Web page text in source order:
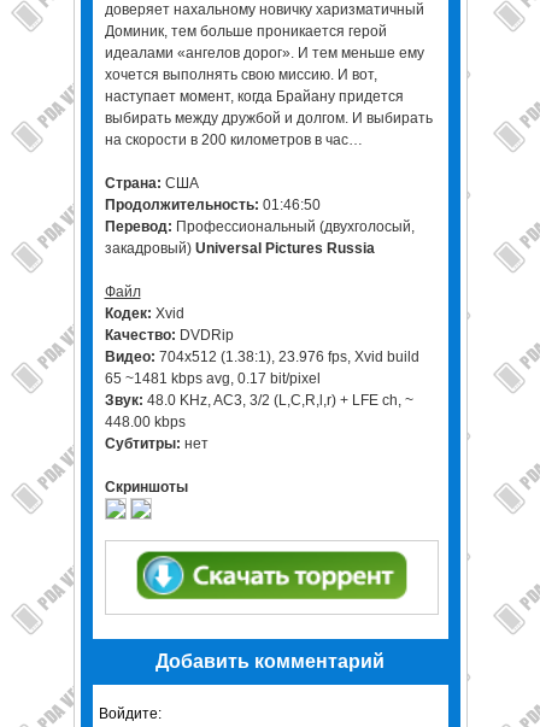
доверяет нахальному новичку харизматичный
Доминик, тем больше проникается герой
идеалами «ангелов дорог». И тем меньше ему
хочется выполнять свою миссию. И вот,
наступает момент, когда Брайану придется
выбирать между дружбой и долгом. И выбирать
на скорости в 200 километров в час…
Страна: США
Продолжительность: 01:46:50
Перевод: Профессиональный (двухголосый,
закадровый) Universal Pictures Russia
Файл
Кодек: Xvid
Качество: DVDRip
Видео: 704x512 (1.38:1), 23.976 fps, Xvid build
65 ~1481 kbps avg, 0.17 bit/pixel
Звук: 48.0 KHz, AC3, 3/2 (L,C,R,l,r) + LFE ch, ~
448.00 kbps
Субтитры: нет
Скриншоты
Добавить комментарий
Войдите: